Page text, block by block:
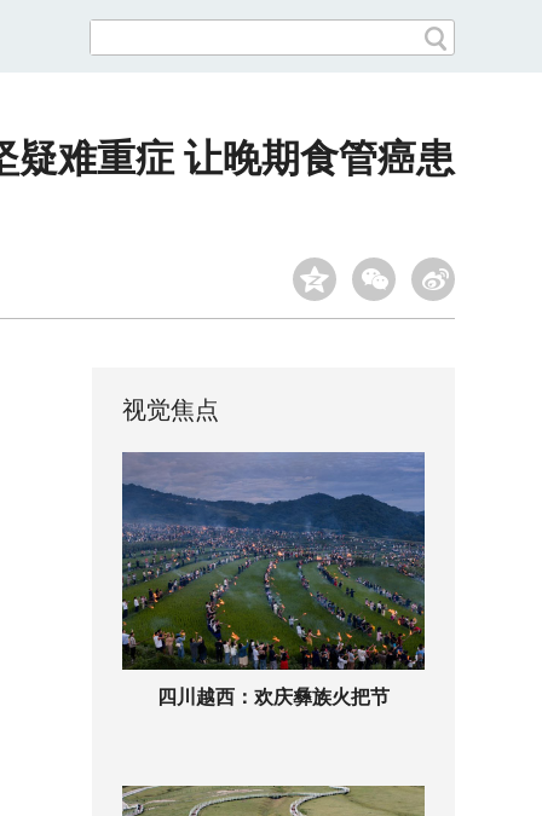
难重症 让晚期食管癌患
视觉焦点
四川越西：欢庆彝族火把节